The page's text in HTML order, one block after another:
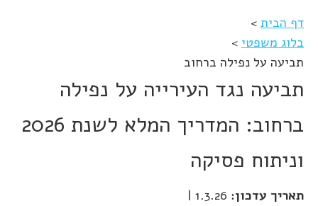
דף הבית >
בלוג משפטי >
תביעה על נפילה ברחוב
תביעה נגד העירייה על נפילה
ברחוב: המדריך המלא לשנת 2026
וניתוח פסיקה
תאריך עדכון: 1.3.26
|